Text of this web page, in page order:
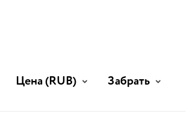
Цена(RUB) Забрать